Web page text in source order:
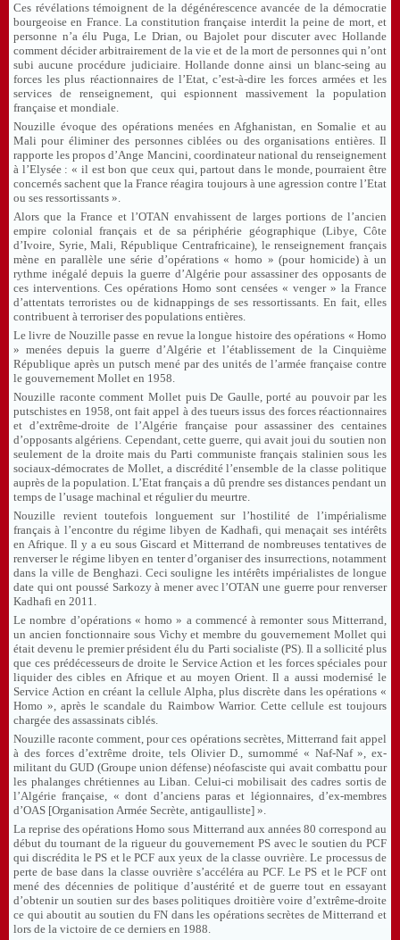
Ces révélations témoignent de la dégénérescence avancée de la démocratie
bourgeoise en France. La constitution française interdit la peine de mort, et
personne n’a élu Puga, Le Drian, ou Bajolet pour discuter avec Hollande
comment décider arbitrairement de la vie et de la mort de personnes qui n’ont
subi aucune procédure judiciaire. Hollande donne ainsi un blanc-seing au
forces les plus réactionnaires de l’Etat, c’est-à-dire les forces armées et les
services de renseignement, qui espionnent massivement la population
française et mondiale.
Nouzille évoque des opérations menées en Afghanistan, en Somalie et au
Mali pour éliminer des personnes ciblées ou des organisations entières. Il
rapporte les propos d’Ange Mancini, coordinateur national du renseignement
à l’Elysée : « il est bon que ceux qui, partout dans le monde, pourraient être
concernés sachent que la France réagira toujours à une agression contre l’Etat
ou ses ressortissants ».
Alors que la France et l’OTAN envahissent de larges portions de l’ancien
empire colonial français et de sa périphérie géographique (Libye, Côte
d’Ivoire, Syrie, Mali, République Centrafricaine), le renseignement français
mène en parallèle une série d’opérations « homo » (pour homicide) à un
rythme inégalé depuis la guerre d’Algérie pour assassiner des opposants de
ces interventions. Ces opérations Homo sont censées « venger » la France
d’attentats terroristes ou de kidnappings de ses ressortissants. En fait, elles
contribuent à terroriser des populations entières.
Le livre de Nouzille passe en revue la longue histoire des opérations « Homo
» menées depuis la guerre d’Algérie et l’établissement de la Cinquième
République après un putsch mené par des unités de l’armée française contre
le gouvernement Mollet en 1958.
Nouzille raconte comment Mollet puis De Gaulle, porté au pouvoir par les
putschistes en 1958, ont fait appel à des tueurs issus des forces réactionnaires
et d’extrême-droite de l’Algérie française pour assassiner des centaines
d’opposants algériens. Cependant, cette guerre, qui avait joui du soutien non
seulement de la droite mais du Parti communiste français stalinien sous les
sociaux-démocrates de Mollet, a discrédité l’ensemble de la classe politique
auprès de la population. L’Etat français a dû prendre ses distances pendant un
temps de l’usage machinal et régulier du meurtre.
Nouzille revient toutefois longuement sur l’hostilité de l’impérialisme
français à l’encontre du régime libyen de Kadhafi, qui menaçait ses intérêts
en Afrique. Il y a eu sous Giscard et Mitterrand de nombreuses tentatives de
renverser le régime libyen en tenter d’organiser des insurrections, notamment
dans la ville de Benghazi. Ceci souligne les intérêts impérialistes de longue
date qui ont poussé Sarkozy à mener avec l’OTAN une guerre pour renverser
Kadhafi en 2011.
Le nombre d’opérations « homo » a commencé à remonter sous Mitterrand,
un ancien fonctionnaire sous Vichy et membre du gouvernement Mollet qui
était devenu le premier président élu du Parti socialiste (PS). Il a sollicité plus
que ces prédécesseurs de droite le Service Action et les forces spéciales pour
liquider des cibles en Afrique et au moyen Orient. Il a aussi modernisé le
Service Action en créant la cellule Alpha, plus discrète dans les opérations «
Homo », après le scandale du Raimbow Warrior. Cette cellule est toujours
chargée des assassinats ciblés.
Nouzille raconte comment, pour ces opérations secrètes, Mitterrand fait appel
à des forces d’extrême droite, tels Olivier D., surnommé « Naf-Naf », ex-
militant du GUD (Groupe union défense) néofasciste qui avait combattu pour
les phalanges chrétiennes au Liban. Celui-ci mobilisait des cadres sortis de
l’Algérie française, « dont d’anciens paras et légionnaires, d’ex-membres
d’OAS [Organisation Armée Secrète, antigaulliste] ».
La reprise des opérations Homo sous Mitterrand aux années 80 correspond au
début du tournant de la rigueur du gouvernement PS avec le soutien du PCF
qui discrédita le PS et le PCF aux yeux de la classe ouvrière. Le processus de
perte de base dans la classe ouvrière s’accéléra au PCF. Le PS et le PCF ont
mené des décennies de politique d’austérité et de guerre tout en essayant
d’obtenir un soutien sur des bases politiques droitière voire d’extrême-droite
ce qui aboutit au soutien du FN dans les opérations secrètes de Mitterrand et
lors de la victoire de ce derniers en 1988.